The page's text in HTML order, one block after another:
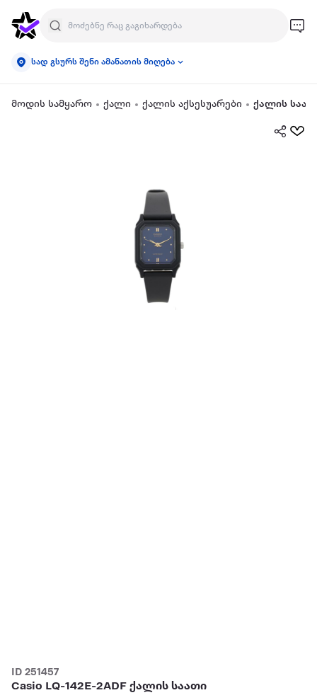
სად გსურს შენი ამანათის მიღება
მოდის სამყარო ქალი ქალის აქსესუარები ქალის
ID 251457
Casio LQ-142E-2ADF ქალის საათი